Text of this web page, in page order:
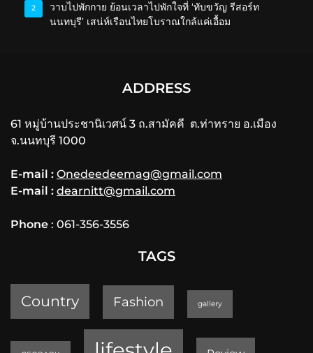
2
วาบไปพักกาย ย้อนเวลาไปพักใจที่ ‘ทับขวัญ รีสอร์ท
นนทบุรี’ เสน่ห์เรือนไทยโบราณใกล้แค่เอื้อม
ADDRESS
61 หมู่บ้านประชานิเวศน์ 3 ถ.สามัคคี ต.ท่าทราย อ.เมือง
จ.นนทบุรี 1000
E-mail : Onedeedeemag@gmail.com
E-mail : dearnitt@gmail.com
Phone : 061-356-3556
TAGS
Country Fashion gallery